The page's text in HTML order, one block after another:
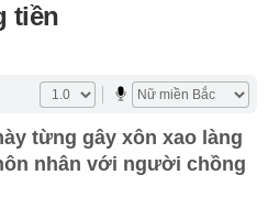
tiền
từng gây xôn xao làng
nhân với người chồng